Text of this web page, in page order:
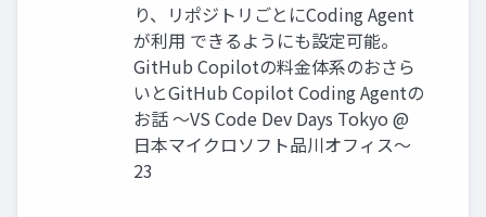
り、リポジトリごとにCoding Agent
が利用 できるようにも設定可能。
GitHub Copilotの料金体系のおさら
いとGitHub Copilot Coding Agentの
お話 〜VS Code Dev Days Tokyo @
日本マイクロソフト品川オフィス〜
23